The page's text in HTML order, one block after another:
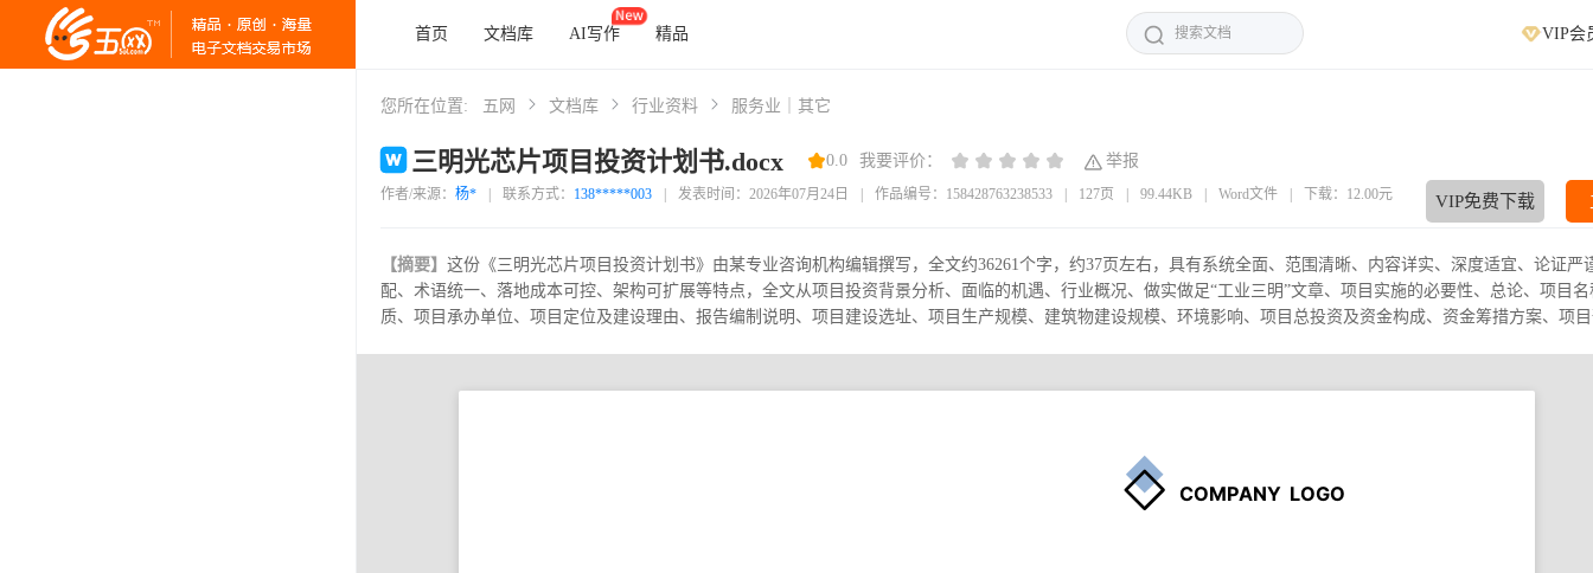
首页 文档库 AI写作 精品 VIP会
您所在位置: 五网 文档库 行业资料 服务业｜其它
三明光芯片项目投资计划书.docx 0.0 我要评价： 举报
作者/来源： 杨* 联系方式： 138*****003 发表时间：2026年07月24日 作品编号：158428763238533 127页 99.44KB Word文件 下载：12.00元 VIP免费下载
【摘要】 这份《三明光芯片项目投资计划书》由某专业咨询机构编辑撰写，全文约36261个字，约37页左右，具有系统全面、范围清晰、内容详实、深度适宜、论证严
配、术语统一、落地成本可控、架构可扩展等特点，全文从项目投资背景分析、面临的机遇、行业概况、做实做足“工业三明”文章、项目实施的必要性、总论、项目
质、项目承办单位、项目定位及建设理由、报告编制说明、项目建设选址、项目生产规模、建筑物建设规模、环境影响、项目总投资及资金构成、资金筹措方案、项